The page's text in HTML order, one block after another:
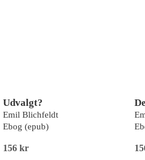
Udvalgt?
Emil Blichfeldt
Ebog (epub)
156 kr